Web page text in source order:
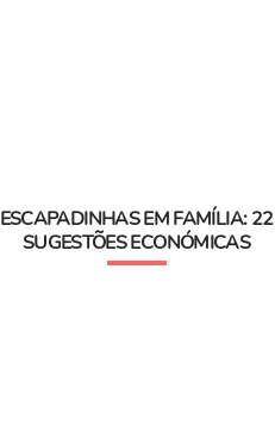
ESCAPADINHAS EM FAMÍLIA: 22
SUGESTÕES ECONÓMICAS